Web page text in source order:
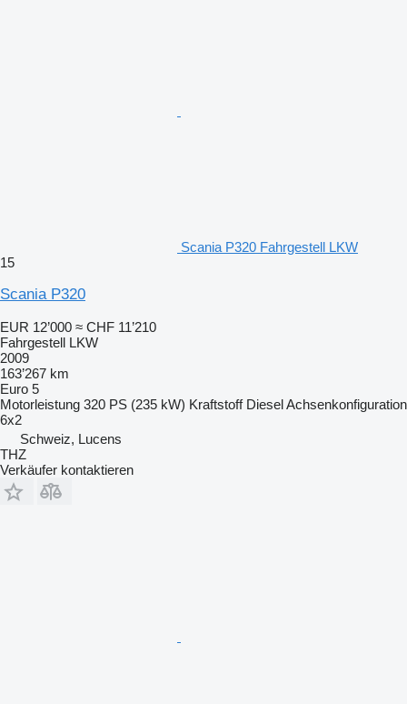
Scania P320 Fahrgestell LKW
15
Scania P320
EUR 12’000 ≈ CHF 11’210
Fahrgestell LKW
2009
163’267 km
Euro 5
Motorleistung 320 PS (235 kW) Kraftstoff DieselAchsenkonfiguration
6x2
Schweiz, Lucens
THZ
Verkäufer kontaktieren